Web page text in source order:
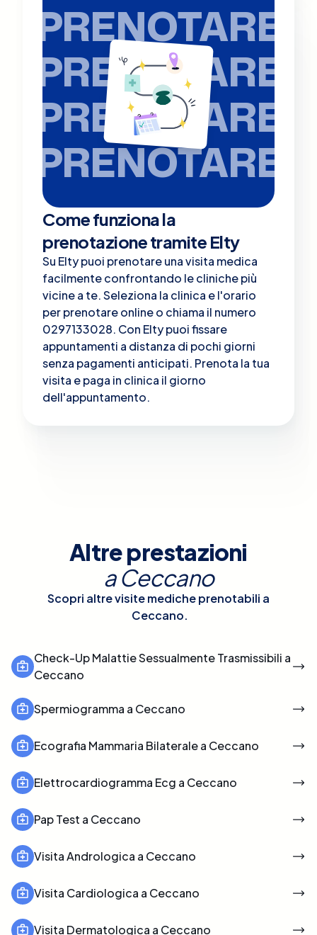
PRENOTARE
PRENOTARE
PRENOTARE
PRENOTARE
Come funziona la
prenotazione tramite Elty
Su Elty puoi prenotare una visita medica
facilmente confrontando le cliniche più
vicine a te. Seleziona la clinica e l'orario
per prenotare online o chiama il numero
0297133028. Con Elty puoi fissare
appuntamenti a distanza di pochi giorni
senza pagamenti anticipati. Prenota la tua
visita e paga in clinica il giorno
dell'appuntamento.
Altre prestazioni
aCeccano
Scopri altre visite mediche prenotabili a
Ceccano.
Check-Up Malattie Sessualmente Trasmissibili a
Ceccano
Spermiogramma a Ceccano
Ecografia Mammaria Bilaterale a Ceccano
Elettrocardiogramma Ecg a Ceccano
Pap Test a Ceccano
Visita Andrologica a Ceccano
Visita Cardiologica a Ceccano
Visita Dermatologica a Ceccano